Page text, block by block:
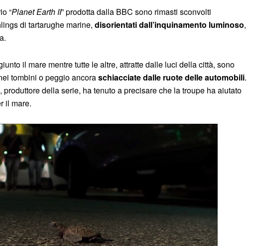
“Planet Earth II” prodotta dalla BBC sono rimasti sconvolti
di tartarughe marine, disorientati dall’inquinamento luminoso,
il mare mentre tutte le altre, attratte dalle luci della città, sono
tombini o peggio ancoraschiacciate dalle ruote delle automobili.
, produttore della serie, ha tenuto a precisare che la troupe ha aiutato
il mare.